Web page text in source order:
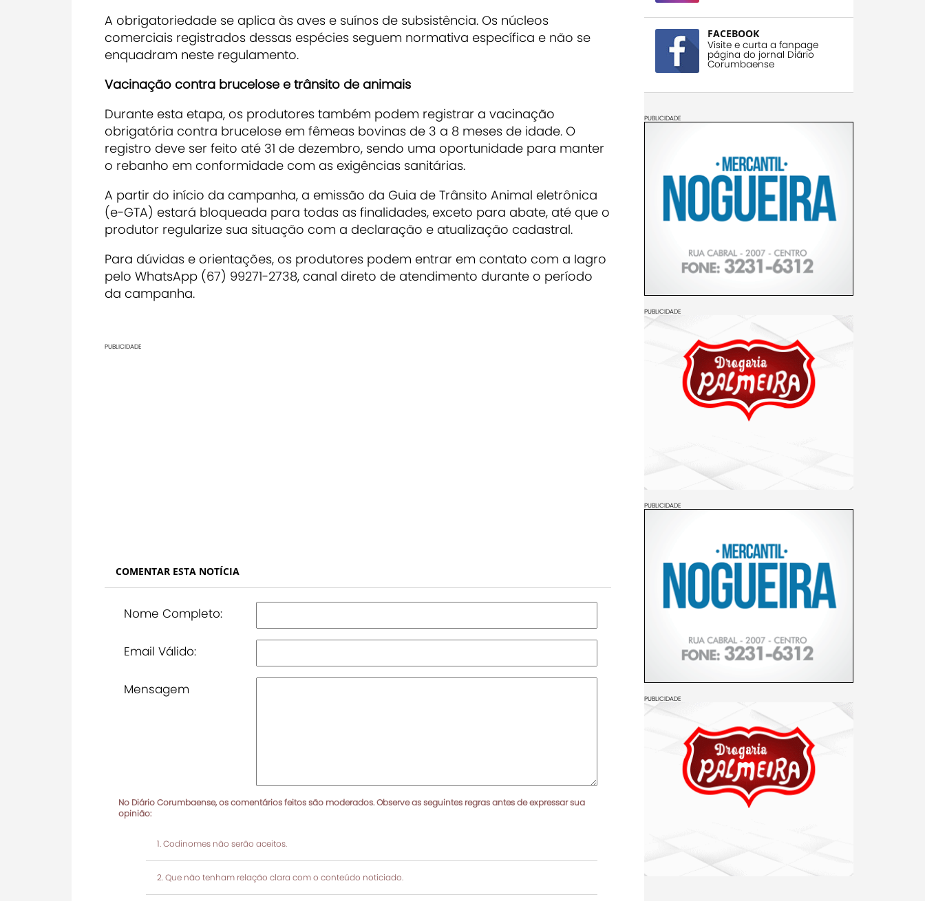
A obrigatoriedade se aplica às aves e suínos de subsistência. Os núcleos
comerciais registrados dessas espécies seguem normativa específica e não se
enquadram neste regulamento.
Vacinação contra brucelose e trânsito de animais
Durante esta etapa, os produtores também podem registrar a vacinação
obrigatória contra brucelose em fêmeas bovinas de 3 a 8 meses de idade. O
registro deve ser feito até 31 de dezembro, sendo uma oportunidade para manter
o rebanho em conformidade com as exigências sanitárias.
A partir do início da campanha, a emissão da Guia de Trânsito Animal eletrônica
(e-GTA) estará bloqueada para todas as finalidades, exceto para abate, até que o
produtor regularize sua situação com a declaração e atualização cadastral.
Para dúvidas e orientações, os produtores podem entrar em contato com a Iagro
pelo WhatsApp (67) 99271-2738, canal direto de atendimento durante o período
da campanha.
PUBLICIDADE
COMENTAR ESTA NOTÍCIA
Nome Completo:
Email Válido:
Mensagem
No Diário Corumbaense, os comentários feitos são moderados. Observe as seguintes regras antes de expressar sua
opinião:
Codinomes não serão aceitos.
Que não tenham relação clara com o conteúdo noticiado.
FACEBOOK
Visite e curta a fanpage
página do jornal Diário
Corumbaense
PUBLICIDADE
PUBLICIDADE
PUBLICIDADE
PUBLICIDADE